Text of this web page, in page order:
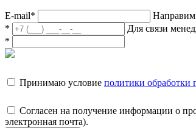
E-mail*
Направим
*
Для связи
*
Принимаю условие политики обработки
Согласен на получение информации о
электронная почта).